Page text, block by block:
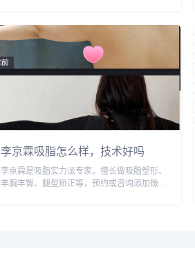
接拨打400-616-6769...
李京霖吸脂怎么样，技术好吗
李京霖是吸脂实力派专家，擅长做吸脂塑形、
丰胸丰臀、腿型矫正等，预约或咨询添加微信